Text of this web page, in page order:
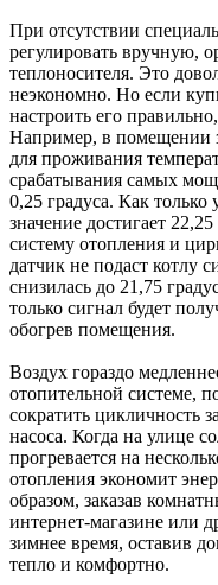
При отсутствии
регулировать вручную,
теплоносителя. Это
неэкономно. Но если
настроить его
Например, в помещении
для проживания
срабатывания самых
0,25 градуса. Как только
значение достигает
систему отопления и
датчик не подаст котлу
снизилась до 21,75
только сигнал будет
обогрев помещения.
Воздух гораздо
отопительной системе,
сократить цикличность
насоса. Когда на улице
прогревается на
отопления экономит
образом, заказав
интернет-магазине или
зимнее время, оставив
тепло и комфортно.